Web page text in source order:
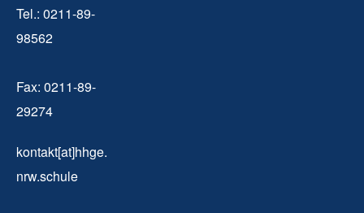
Tel.: 0211-89-
98562
Fax: 0211-89-
29274
kontakt[at]hhge.
nrw.schule